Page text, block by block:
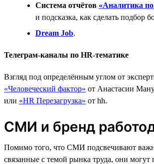
Система отчётов «Аналитика
и подсказка, как сделать подбор
Dream Job.
Телеграм-каналы по HR-тематике
Взгляд под определённым углом от
«Человеческий фактор» от Анастасии
или «HR Перезагрузка» от hh.
СМИ и бренд
Помимо того, что СМИ подсвечивают
связанные с темой рынка труда, они могут